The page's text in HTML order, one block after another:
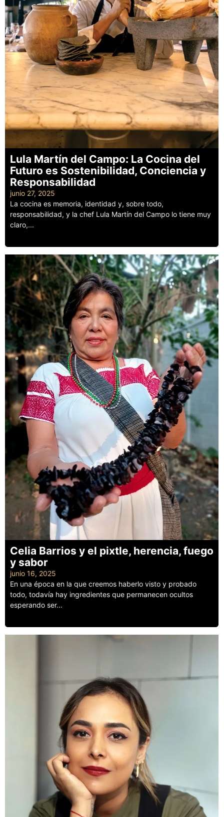
Lula Martín del Campo: La Cocina del
Futuro es Sostenibilidad, Conciencia y
Responsabilidad
junio 27, 2025
La cocina es memoria, identidad y, sobre todo,
responsabilidad, y la chef Lula Martín del Campo lo tiene muy
claro,...
Celia Barrios y el pixtle, herencia, fuego
y sabor
junio 16, 2025
En una época en la que creemos haberlo visto y probado
todo, todavía hay ingredientes que permanecen ocultos
esperando ser...